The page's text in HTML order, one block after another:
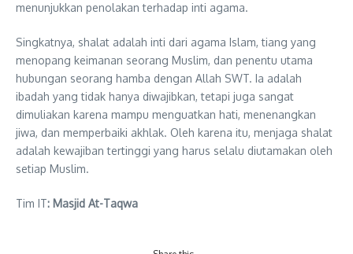
menunjukkan penolakan terhadap inti agama.
Singkatnya, shalat adalah inti dari agama Islam, tiang yang
menopang keimanan seorang Muslim, dan penentu utama
hubungan seorang hamba dengan Allah SWT. Ia adalah
ibadah yang tidak hanya diwajibkan, tetapi juga sangat
dimuliakan karena mampu menguatkan hati, menenangkan
jiwa, dan memperbaiki akhlak. Oleh karena itu, menjaga shalat
adalah kewajiban tertinggi yang harus selalu diutamakan oleh
setiap Muslim.
Tim IT: Masjid At-Taqwa